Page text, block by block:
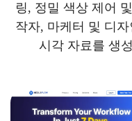
링, 정밀 색상 제어
작자, 마케터 및 디
시각 자료를 생